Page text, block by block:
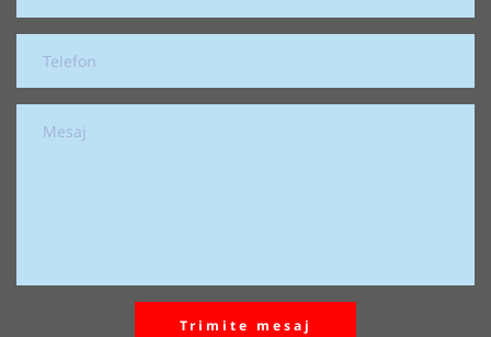
Trimite mesaj